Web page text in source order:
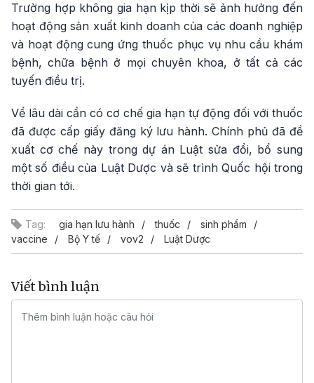
Trường hợp không gia hạn kịp thời sẽ ảnh hưởng đến
hoạt động sản xuất kinh doanh của các doanh nghiệp
và hoạt động cung ứng thuốc phục vụ nhu cầu khám
bệnh, chữa bệnh ở mọi chuyên khoa, ở tất cả các
tuyến điều trị.
Về lâu dài cần có cơ chế gia hạn tự động đối với thuốc
đã được cấp giấy đăng ký lưu hành. Chính phủ đã đề
xuất cơ chế này trong dự án Luật sửa đổi, bổ sung
một số điều của Luật Dược và sẽ trình Quốc hội trong
thời gian tới.
Tag: gia hạn lưu hành thuốc
sinh phẩm
vaccine
Bộ Y tế vov2 Luật Dược
Viết bình luận